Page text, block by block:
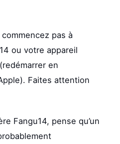
commencez pas à
ou votre appareil
en
Faites attention
Fangu14, pense qu’un